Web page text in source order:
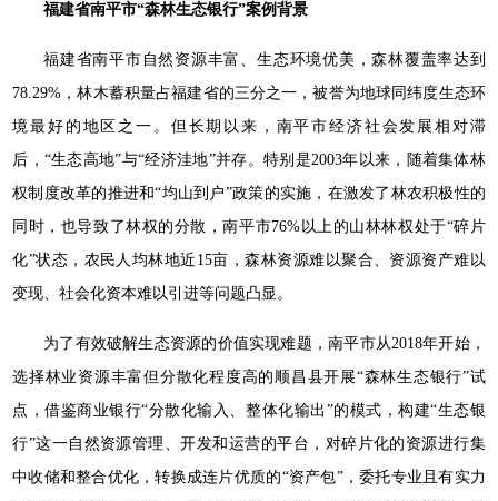
福建省南平市“森林生态银行”案例背景
福建省南平市自然资源丰富、生态环境优美，森林覆盖率达到
78.29%，林木蓄积量占福建省的三分之一，被誉为地球同纬度生态环
境最好的地区之一。但长期以来，南平市经济社会发展相对滞
后，“生态高地”与“经济洼地”并存。特别是2003年以来，随着集体林
权制度改革的推进和“均山到户”政策的实施，在激发了林农积极性的
同时，也导致了林权的分散，南平市76%以上的山林林权处于“碎片
化”状态，农民人均林地近15亩，森林资源难以聚合、资源资产难以
变现、社会化资本难以引进等问题凸显。
为了有效破解生态资源的价值实现难题，南平市从2018年开始，
选择林业资源丰富但分散化程度高的顺昌县开展“森林生态银行”试
点，借鉴商业银行“分散化输入、整体化输出”的模式，构建“生态银
行”这一自然资源管理、开发和运营的平台，对碎片化的资源进行集
中收储和整合优化，转换成连片优质的“资产包”，委托专业且有实力